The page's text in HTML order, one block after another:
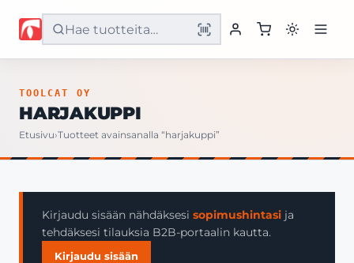
Etusivu
Yritys
Yhteystiedot
TOOLCAT OY
HARJAKUPPI
Etusivu›Tuotteet avainsanalla “harjakuppi”
Kirjaudu sisään nähdäksesi sopimushintasi ja
tehdäksesi tilauksia B2B-portaalin kautta.
Kirjaudu sisään